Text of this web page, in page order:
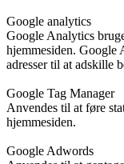
Google analytics
Google Analytics
hjemmesiden. Google
adresser til at adskille
Google Tag Manager
Anvendes til at føre
hjemmesiden.
Google Adwords